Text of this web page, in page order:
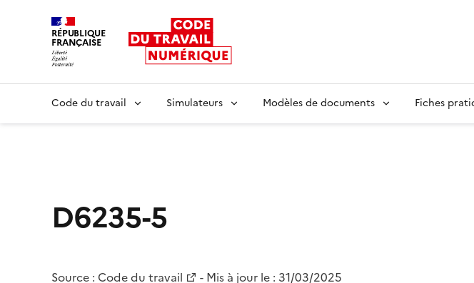
RÉPUBLIQUE
FRANÇAISE
Code du travail Simulateurs Modèles de documents Fiches
D6235-5
Source : Code du travail - Mis à jour le : 31/03/2025